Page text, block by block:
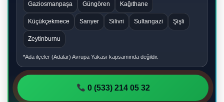
Gaziosmanpaşa Güngören Kağıthane
Küçükçekmece Sarıyer Silivri Sultangazi Şişli
Zeytinburnu
*Ada ilçeler (Adalar) Avrupa Yakası kapsamında değildir.
0 (533) 214 05 32